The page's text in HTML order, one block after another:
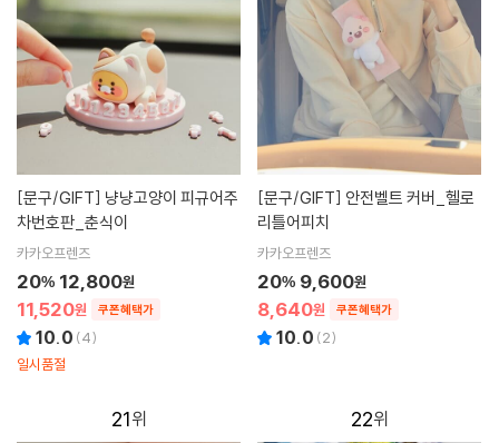
[문구/GIFT]
차번호판_춘식이
카카오프렌즈
11,520원 쿠폰혜택가
20% 12,800원
10.0 (4)
일시품절
[문구/GIFT]
리틀어피치
카카오프렌즈
8,640원 쿠폰혜택가
20% 9,600원
10.0 (2)
21 22